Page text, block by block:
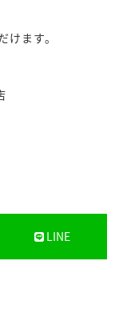
ます。
LINE